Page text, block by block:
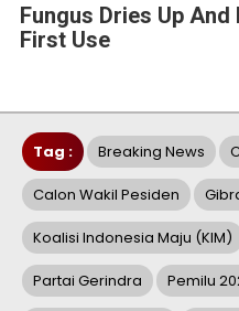
Fungus Dries Up
First Use
Tag : Breaking News
Calon Wakil Pesiden
Koalisi Indonesia Maju (KIM)
Partai Gerindra Pemilu